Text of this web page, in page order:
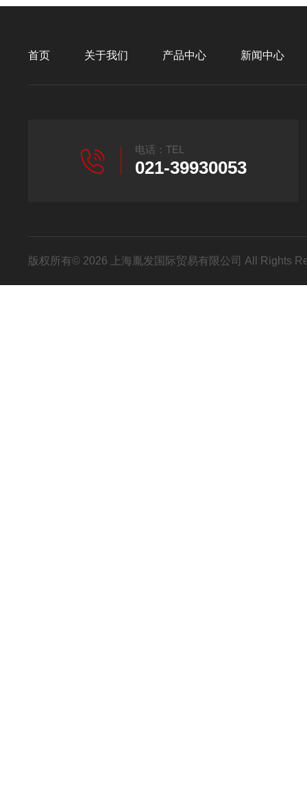
首页 关于我们 产品中心 新闻中心
电话：TEL
021-39930053
版权所有© 2026 上海胤发国际贸易有限公司 All Rights